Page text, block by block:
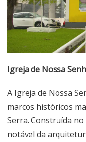
Igreja de Nossa
A Igreja de Nossa
marcos históricos
Serra. Construída no
notável da